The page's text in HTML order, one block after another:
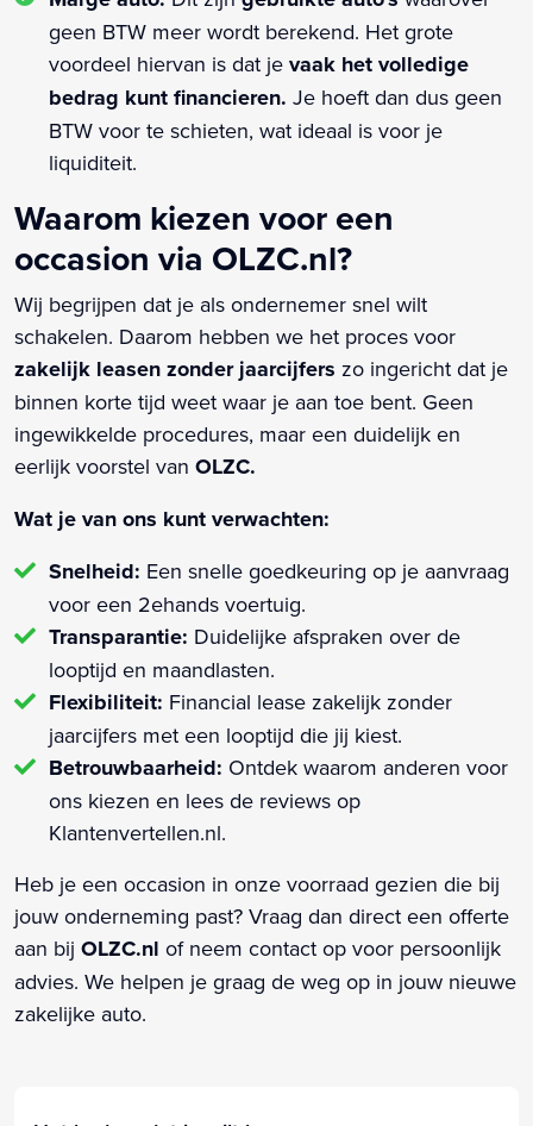
geen BTW meer wordt berekend. Het grote
voordeel hiervan is dat je vaak het volledige
bedrag kunt financieren. Je hoeft dan dus geen
BTW voor te schieten, wat ideaal is voor je
liquiditeit.
Waarom kiezen voor een
occasion via OLZC.nl?
Wij begrijpen dat je als ondernemer snel wilt
schakelen. Daarom hebben we het proces voor
zakelijk leasen zonder jaarcijfers zo ingericht dat je
binnen korte tijd weet waar je aan toe bent. Geen
ingewikkelde procedures, maar een duidelijk en
eerlijk voorstel van OLZC.
Wat je van ons kunt verwachten:
Snelheid: Een snelle goedkeuring op je aanvraag
voor een 2ehands voertuig.
Transparantie: Duidelijke afspraken over de
looptijd en maandlasten.
Flexibiliteit: Financial lease zakelijk zonder
jaarcijfers met een looptijd die jij kiest.
Betrouwbaarheid: Ontdek waarom anderen voor
ons kiezen en lees de reviews op
Klantenvertellen.nl.
Heb je een occasion in onze voorraad gezien die bij
jouw onderneming past? Vraag dan direct een offerte
aan bij OLZC.nl of neem contact op voor persoonlijk
advies. We helpen je graag de weg op in jouw nieuwe
zakelijke auto.